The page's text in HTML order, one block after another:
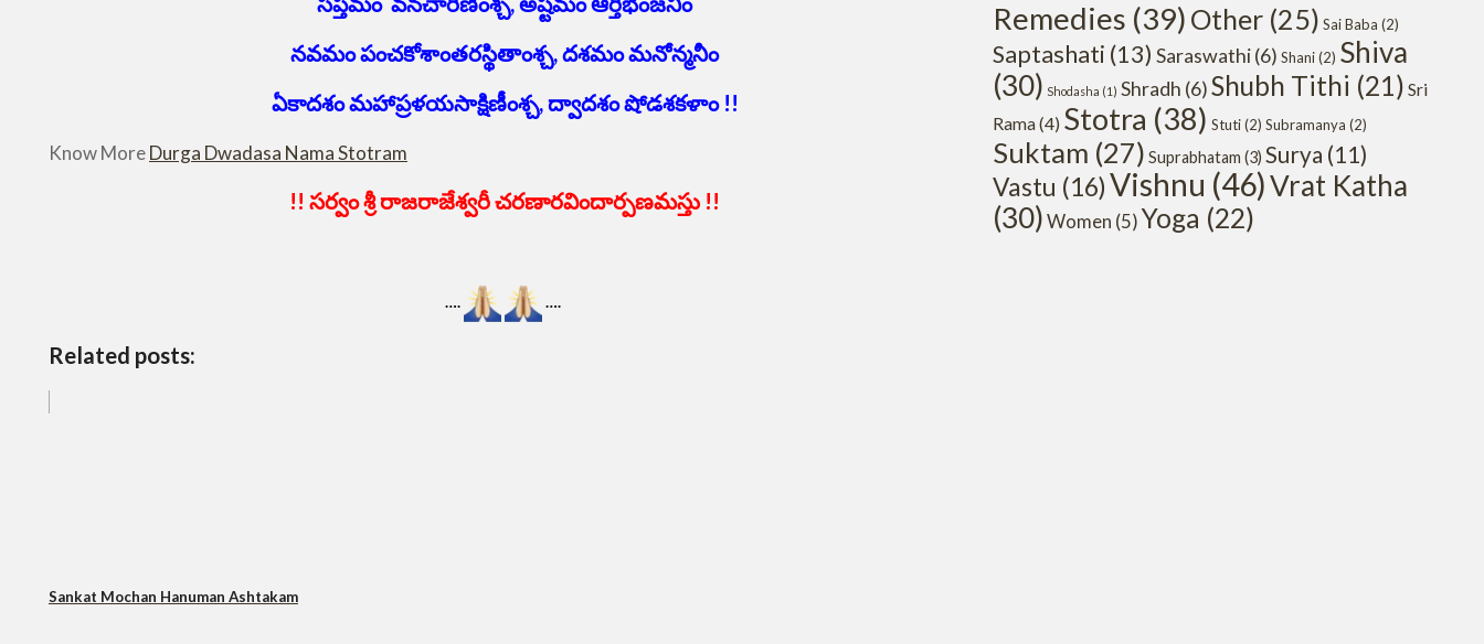
నవమం పంచకోశాంతరస్థితాంశ్చ, దశమం మనోన్మనీం
ఏకాదశం మహాప్రళయసాక్షిణీంశ్చ, ద్వాదశం షోడశకళాం !!
Know MoreDurga Dwadasa Nama Stotram
!! సర్వం శ్రీ రాజరాజేశ్వరీ చరణారవిందార్పణమస్తు !!
…. ….
Related posts:
Sankat Mochan Hanuman Ashtakam
Remedies (39) Other (25) Sai Baba (2)
Saptashati (13) Saraswathi(6) Shani(2) Shiva
(30) Shodasha (1) Shradh (6)Shubh Tithi (21) Sri
Rama(4) Stotra (38) Stuti(2) Subramanya (2)
Suktam (27) Suprabhatam (3) Surya (11)
Vastu (16)Vishnu (46)Vrat Katha
(30)Women (5)Yoga (22)